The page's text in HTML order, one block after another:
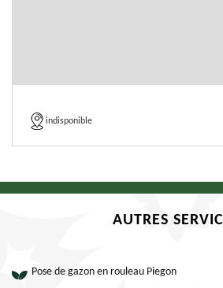
indisponible
AUTRES
Pose de gazon en rouleau Piegon